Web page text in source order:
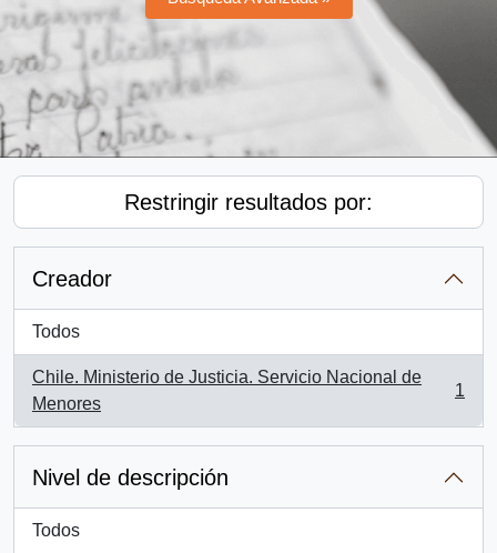
Restringir resultados por:
Creador
Todos
Chile. Ministerio de Justicia. Servicio Nacional de
Menores
, 1 resultados
1
Nivel de descripción
Todos